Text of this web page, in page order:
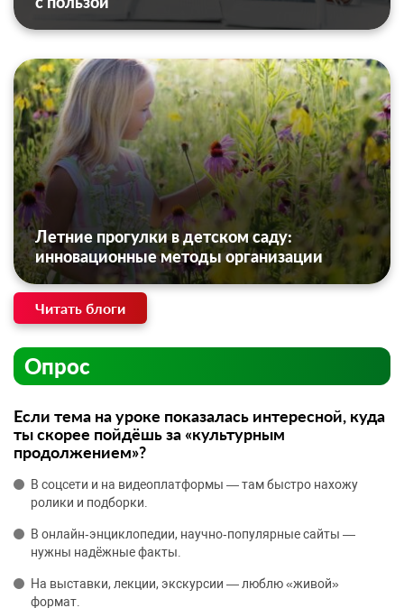
Летние прогулки в детском саду:
инновационные методы организации
Читать блоги
Опрос
Если тема на уроке показалась интересной, куда
ты скорее пойдёшь за «культурным
продолжением»?
В соцсети и на видеоплатформы — там быстро нахожу
ролики и подборки.
В онлайн‑энциклопедии, научно‑популярные сайты —
нужны надёжные факты.
На выставки, лекции, экскурсии — люблю «живой»
формат.